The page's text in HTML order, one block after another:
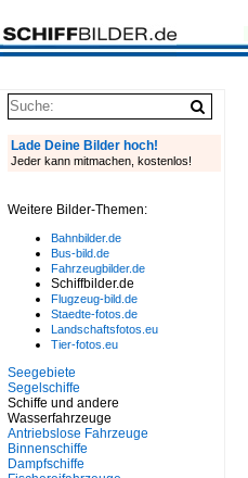
Lade Deine Bilder hoch!
Jeder kann mitmachen, kostenlos!
Weitere Bilder-Themen:
Bahnbilder.de
Bus-bild.de
Fahrzeugbilder.de
Schiffbilder.de
Flugzeug-bild.de
Staedte-fotos.de
Landschaftsfotos.eu
Tier-fotos.eu
Seegebiete
Segelschiffe
Schiffe und andere
Wasserfahrzeuge
Antriebslose Fahrzeuge
Binnenschiffe
Dampfschiffe